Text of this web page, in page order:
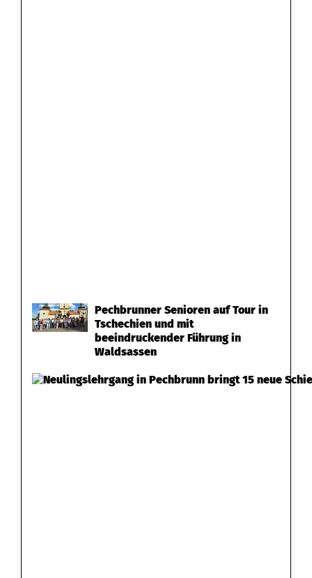
Pechbrunner Senioren auf Tour in
Tschechien und mit
beeindruckender Führung in
Waldsassen